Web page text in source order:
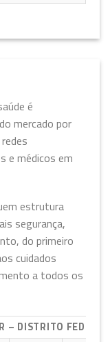
é
mercado por
e médicos em
estrutura
segurança,
do primeiro
cuidados
a todos os
– DISTRITO FEDERAL